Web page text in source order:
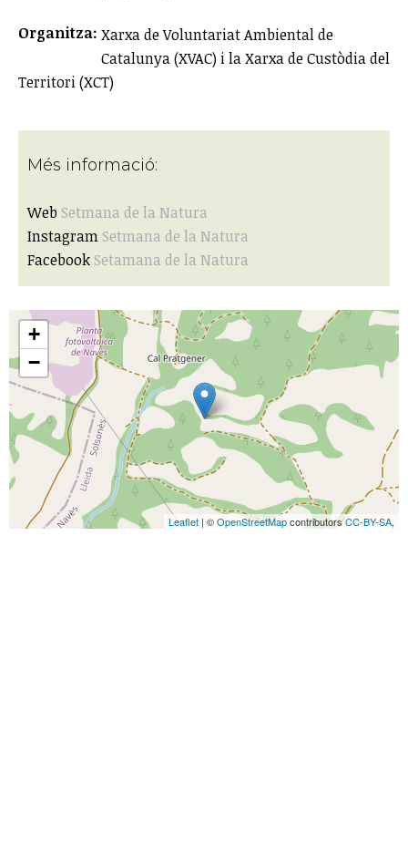
Organitza: Xarxa de Voluntariat Ambiental de
Catalunya (XVAC) i la Xarxa de Custòdia del
Territori (XCT)
Més informació:
Web Setmana de la Natura
Instagram Setmana de la Natura
Facebook Setamana de la Natura
+
−
Leaflet | ©OpenStreetMapcontributorsCC-BY-SA,